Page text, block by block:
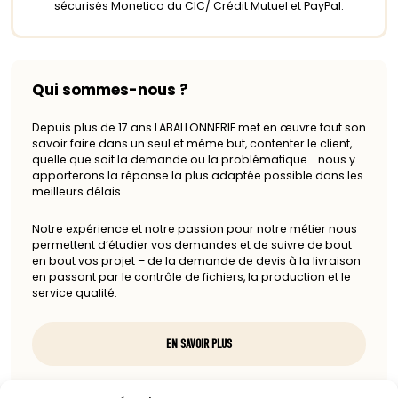
sécurisés Monetico du CIC/ Crédit Mutuel et PayPal.
Qui sommes-nous ?
Depuis plus de 17 ans LABALLONNERIE met en œuvre tout son
savoir faire dans un seul et même but, contenter le client,
quelle que soit la demande ou la problématique … nous y
apporterons la réponse la plus adaptée possible dans les
meilleurs délais.
Notre expérience et notre passion pour notre métier nous
permettent d’étudier vos demandes et de suivre de bout
en bout vos projet – de la demande de devis à la livraison
en passant par le contrôle de fichiers, la production et le
service qualité.
EN SAVOIR PLUS